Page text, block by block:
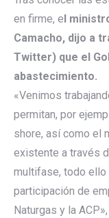
en firme, el
Camacho, dijo a
Twitter) que el
abastecimiento.
«Venimos
permitan, por
shore, así como el
existente a través
multifase, todo ello
participación de
Naturgas y la